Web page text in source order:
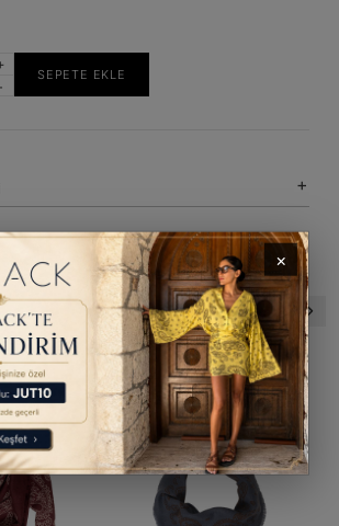
SEPETE EKLE
×